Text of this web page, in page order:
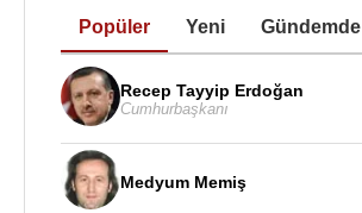
Popüler Yeni Gündemde
Recep Tayyip Erdoğan
Cumhurbaşkanı
Medyum Memiş